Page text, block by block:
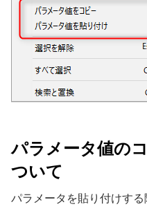
パラメータ値の
ついて
パラメータを貼り付けす